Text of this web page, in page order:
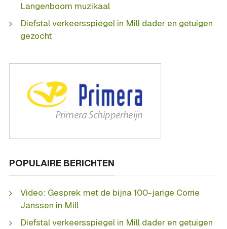
Langenboom muzikaal
Diefstal verkeersspiegel in Mill dader en getuigen
gezocht
POPULAIRE BERICHTEN
Video: Gesprek met de bijna 100-jarige Corrie
Janssen in Mill
Diefstal verkeersspiegel in Mill dader en getuigen